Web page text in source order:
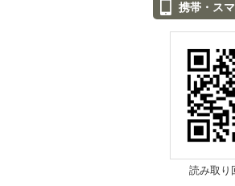
携帯・ス
読み取り